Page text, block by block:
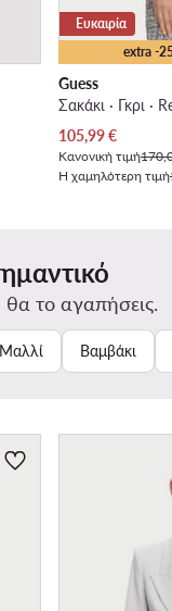
extra -
Ευκαιρία
Guess
Σακάκι · Γκρι ·
Τρέχουσα τιμή
105,99€
Κανονική τιμή
Η χαμηλότερη τιμή
το αγαπήσεις.
Μαλλί Βαμβάκι